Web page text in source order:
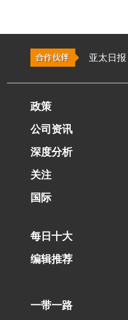
亚太日报
政策
公司资讯
深度分析
关注
国际
每日十大
编辑推荐
一带一路